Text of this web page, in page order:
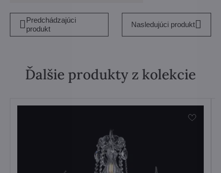
Predchádzajúci
produkt
Nasledujúci produkt
Ďalšie produkty z kolekcie